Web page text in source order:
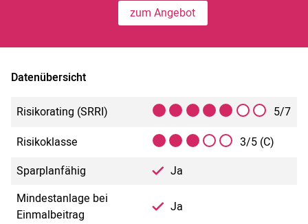
zum Angebot
Datenübersicht
Risikorating (SRRI)
5/7
Risikoklasse
3/5 (C)
Sparplanfähig
Ja
Mindestanlage bei
Einmalbeitrag
Ja